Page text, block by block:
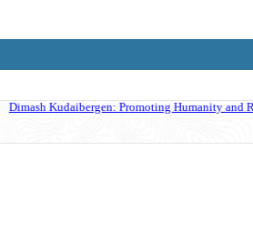
Values without Religious Attributes in the